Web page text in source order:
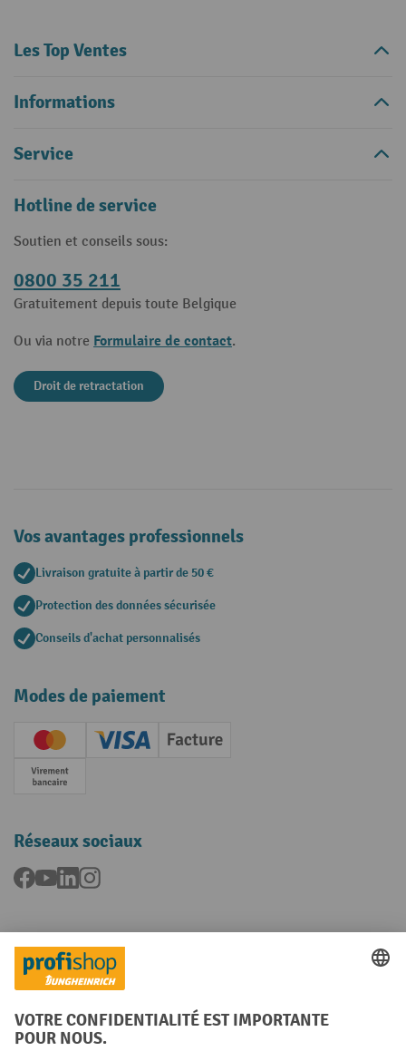
Les Top Ventes
Informations
Service
Hotline de service
Soutien et conseils sous:
0800 35 211
Gratuitement depuis toute Belgique
Ou via notre Formulaire de contact.
Droit de retractation
Vos avantages professionnels
Livraison gratuite à partir de 50 €
Protection des données sécurisée
Conseils d'achat personnalisés
Modes de paiement
Creditcard (Master)Creditcard (Visa)
Facture
Paiement anticipé
Réseaux sociaux
Facebook
YouTubeLinkedInInstagram
Langues
FR NL